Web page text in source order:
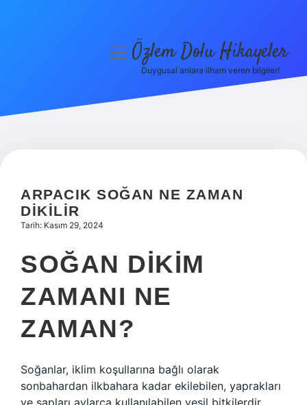
Hakkımızda
menüyüÖzlem Dolu Hikayeler
Duygusal anlara ilham veren bilgiler!
ARPACIK SOĞAN NE ZAMAN
DIKILIR
Tarih: Kasım 29, 2024
SOĞAN DIKIM
ZAMANI NE
ZAMAN?
Soğanlar, iklim koşullarına bağlı olarak
sonbahardan ilkbahara kadar ekilebilen, yaprakları
ve sapları aylarca kullanılabilen yeşil bitkilerdir.